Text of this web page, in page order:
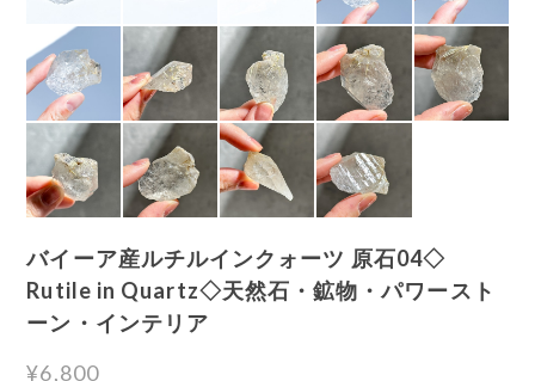
バイーア産ルチルインクォーツ 原石04◇
Rutile in Quartz◇天然石・鉱物・パワースト
ーン・インテリア
¥6,800